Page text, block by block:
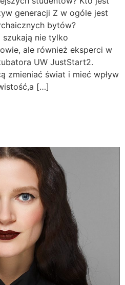
generacji Z w ogóle jest
bytów?
nie tylko
ale również eksperci w
UW JustStart2.
zmieniać świat i mieć wpływ
[…]